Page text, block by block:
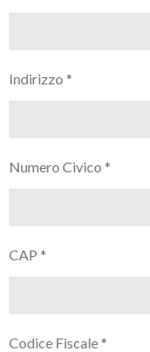
Indirizzo *
Numero Civico *
CAP *
Codice Fiscale *